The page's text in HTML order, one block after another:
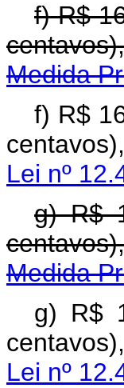
f) R$
Medida
f) R$
Lei nº
g) R$
Medida
g) R$
Lei nº